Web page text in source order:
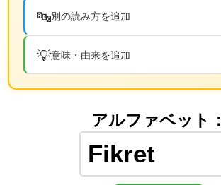
🔤別の読み方を追加
💡意味・由来を追加
アルファベット：